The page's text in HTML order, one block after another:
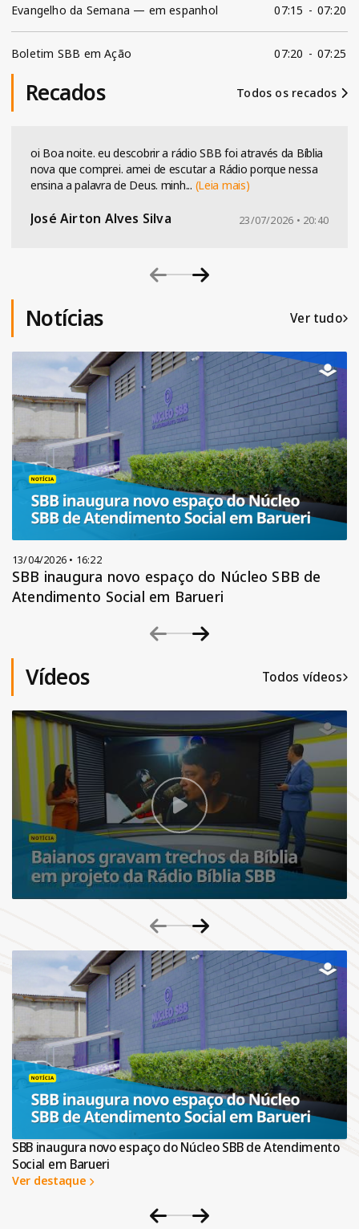
Evangelho da Semana — em espanhol 07:15 - 07:20
Boletim SBB em Ação 07:20 - 07:25
Recados Todos os recados
José Airton Alves Silva 23/07/2026 • 20:40
oi Boa noite. eu descobrir a rádio SBB foi através da Bíblia
nova que comprei. amei de escutar a Rádio porque nessa
ensina a palavra de Deus. minh... (Leia mais)
Notícias Ver tudo
13/04/2026 • 16:22
SBB inaugura novo espaço do Núcleo SBB de
Atendimento Social em Barueri
Vídeos Todos vídeos
inaugura novo espaço do Núcleo SBB de Atendimento
em Barueri
destaque